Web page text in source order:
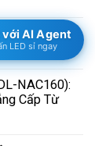
NAC160):
Cấp Từ
với AI Agent
LED sỉ ngay